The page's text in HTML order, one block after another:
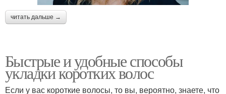
читать дальше →
Быстрые и удобные способы
укладки коротких волос
Если у вас короткие волосы, то вы, вероятно, знаете, что